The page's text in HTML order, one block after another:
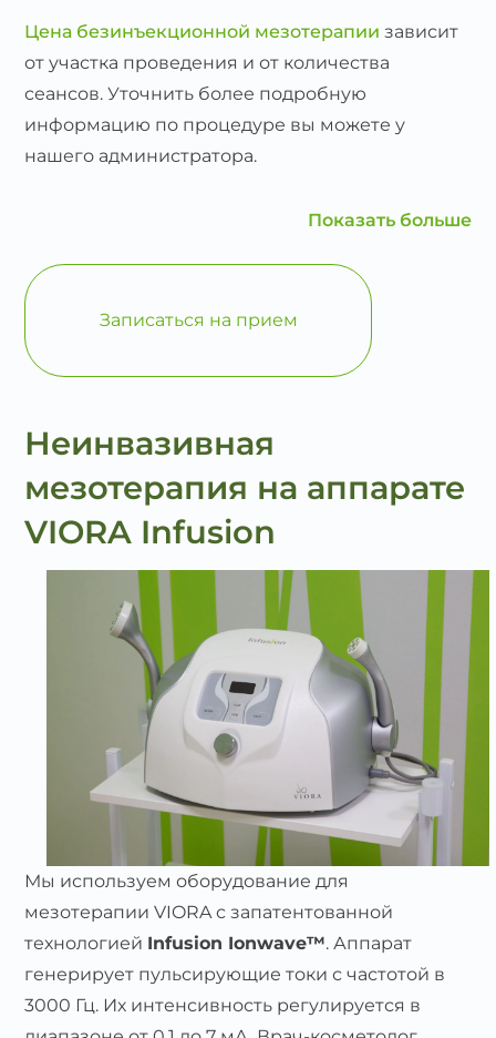
Цена безинъекционной мезотерапии зависит
от участка проведения и от количества
сеансов. Уточнить более подробную
информацию по процедуре вы можете у
нашего администратора.
Показать больше
Записаться на прием
Неинвазивная
мезотерапия на аппарате
VIORA Infusion
Мы используем оборудование для
мезотерапии VIORA с запатентованной
технологией Infusion Ionwave™. Аппарат
генерирует пульсирующие токи с частотой в
3000 Гц. Их интенсивность регулируется в